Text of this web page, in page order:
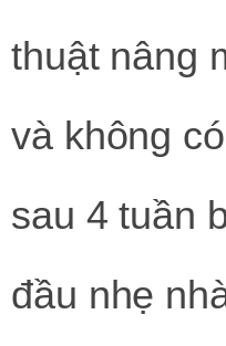
thuật nâng
và không
sau 4 tuần
đầu nhẹ